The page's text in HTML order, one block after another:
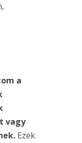
a
vagy
Ezek